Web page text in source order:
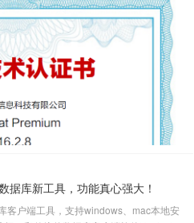
据库新工具，功能真心强大！
客户端工具，支持windows、mac本地安